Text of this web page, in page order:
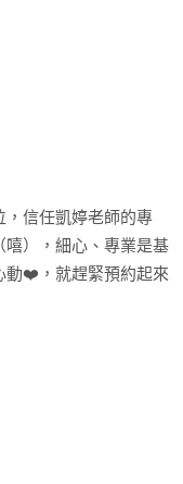
，信任凱婷老師的專
嘻），細心、專業是基
動❤️，就趕緊預約起來